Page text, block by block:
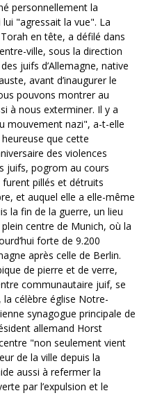
personnellement la
"agressait la vue". La
en tête, a défilé dans
ville, sous la direction
juifs d’Allemagne, native
avant d’inaugurer le
pouvons montrer au
à nous exterminer. Il y a
mouvement nazi", a-t-elle
que cette
des violences
juifs, pogrom au cours
pillés et détruits
et auquel elle a elle-même
la fin de la guerre, un lieu
centre de Munich, où la
forte de 9.200
après celle de Berlin.
de pierre et de verre,
communautaire juif, se
la célèbre église Notre-
synagogue principale de
allemand Horst
"non seulement vient
de la ville depuis la
aussi à refermer la
par l’expulsion et le